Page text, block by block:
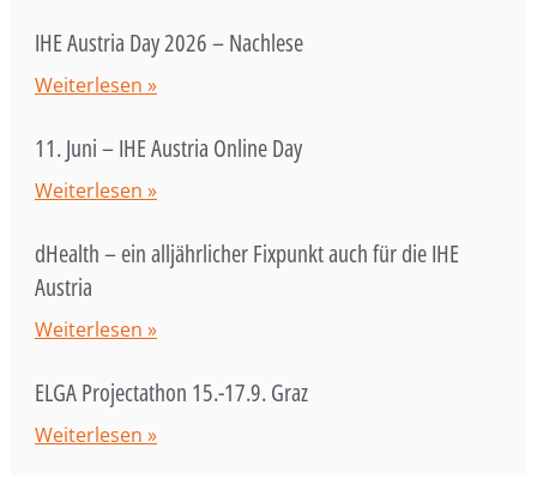
IHE Austria Day 2026 – Nachlese
Weiterlesen »
11. Juni – IHE Austria Online Day
Weiterlesen »
dHealth – ein alljährlicher Fixpunkt auch für die IHE
Austria
Weiterlesen »
ELGA Projectathon 15.-17.9. Graz
Weiterlesen »